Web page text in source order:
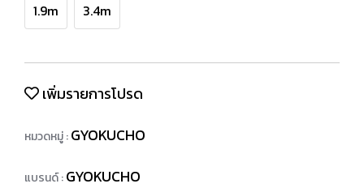
1.9m 3.4m
เพิ่มรายการโปรด
หมวดหมู่ :GYOKUCHO
แบรนด์ :GYOKUCHO